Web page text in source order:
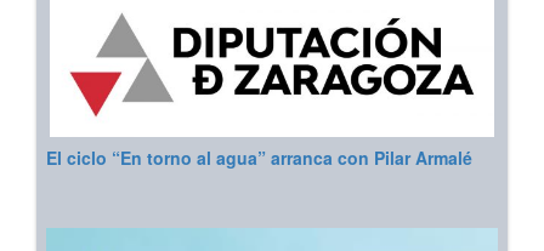
El ciclo “En torno al agua” arranca con Pilar Armalé